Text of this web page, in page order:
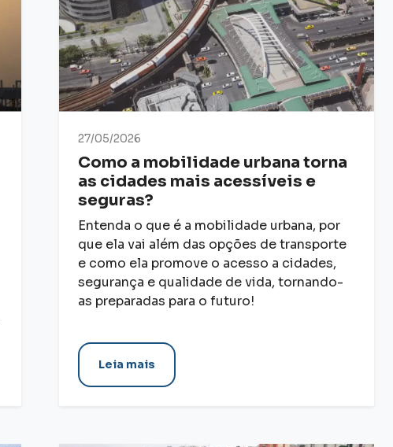
27/05/2026
Como a mobilidade urbana torna
as cidades mais acessíveis e
seguras?
Entenda o que é a mobilidade urbana, por
que ela vai além das opções de transporte
e como ela promove o acesso a cidades,
segurança e qualidade de vida, tornando-
as preparadas para o futuro!
Leia mais